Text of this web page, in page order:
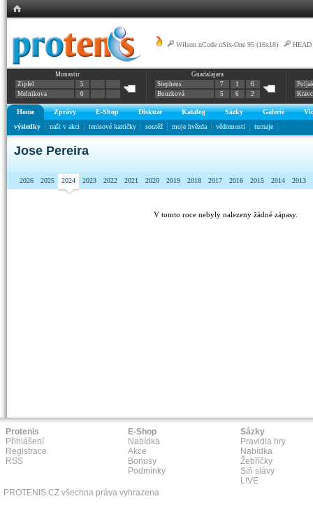
Wilson nCode nSix-One 95 (16x18) HEAD
Pro
Monastir
Zipfel
5
Melnikova
0
Guadalajara
Stephens
7 1
6
Bouzková
5 6 2
Home Zprávy E-Shop Diskuze Katalog Sázky Galerie
výsledky
naši v akci tenisové kartičky soutěž moje hvězda vědomosti turnaje
Jose Pereira
2026 2025 2024 2023 2022 2021 2020 2019 2018 2017 2016 2015 2014 2013
V tomto roce nebyly nalezeny žádné zápasy.
Protenis
Přihlášení
Registrace
RSS
E-Shop
Nabídka
Akce
Bonusy
Podmínky
Sázky
Pravidla hry
Nabídka
Žebříčky
Síň slávy
L!VE
PROTENIS.CZ všechna práva vyhrazena